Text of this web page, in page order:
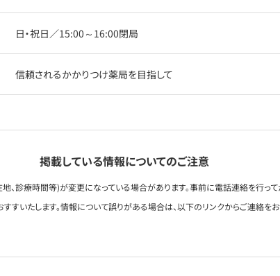
日・祝日／15:00～16:00閉局
信頼されるかかりつけ薬局を目指して
掲載している情報についてのご注意
、診療時間等)が変更になっている場合があります。事前に電話連絡を行っ
すすいたします。情報について誤りがある場合は、以下のリンクからご連絡を